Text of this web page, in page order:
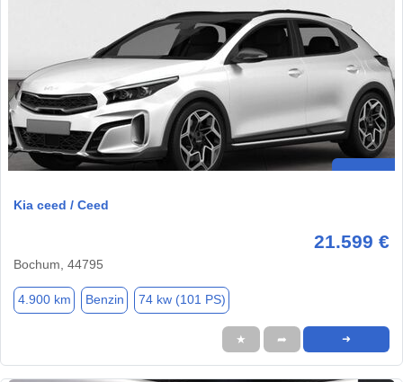
Kia ceed / Ceed
21.599 €
Bochum, 44795
4.900 km Benzin 74 kw (101 PS)
★ ➦ ➜